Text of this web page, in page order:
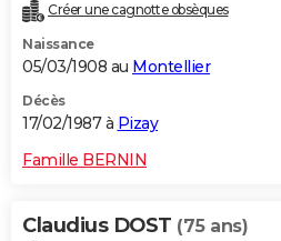
Créer une cagnotte obsèques
Naissance
05/03/1908 au Montellier
Décès
17/02/1987 à Pizay
Famille BERNIN
Claudius DOST (75 ans)